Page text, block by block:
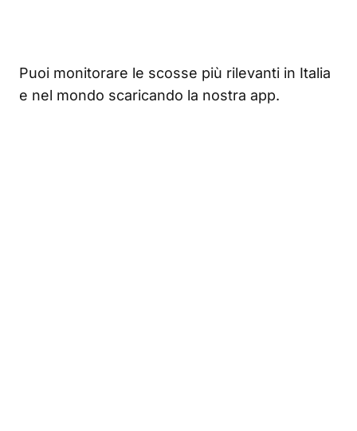
Puoi monitorare le scosse più rilevanti in Italia
e nel mondo scaricando la nostra app.